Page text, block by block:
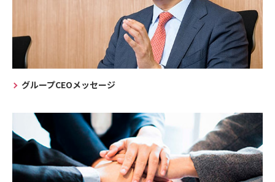
グループCEOメッセージ